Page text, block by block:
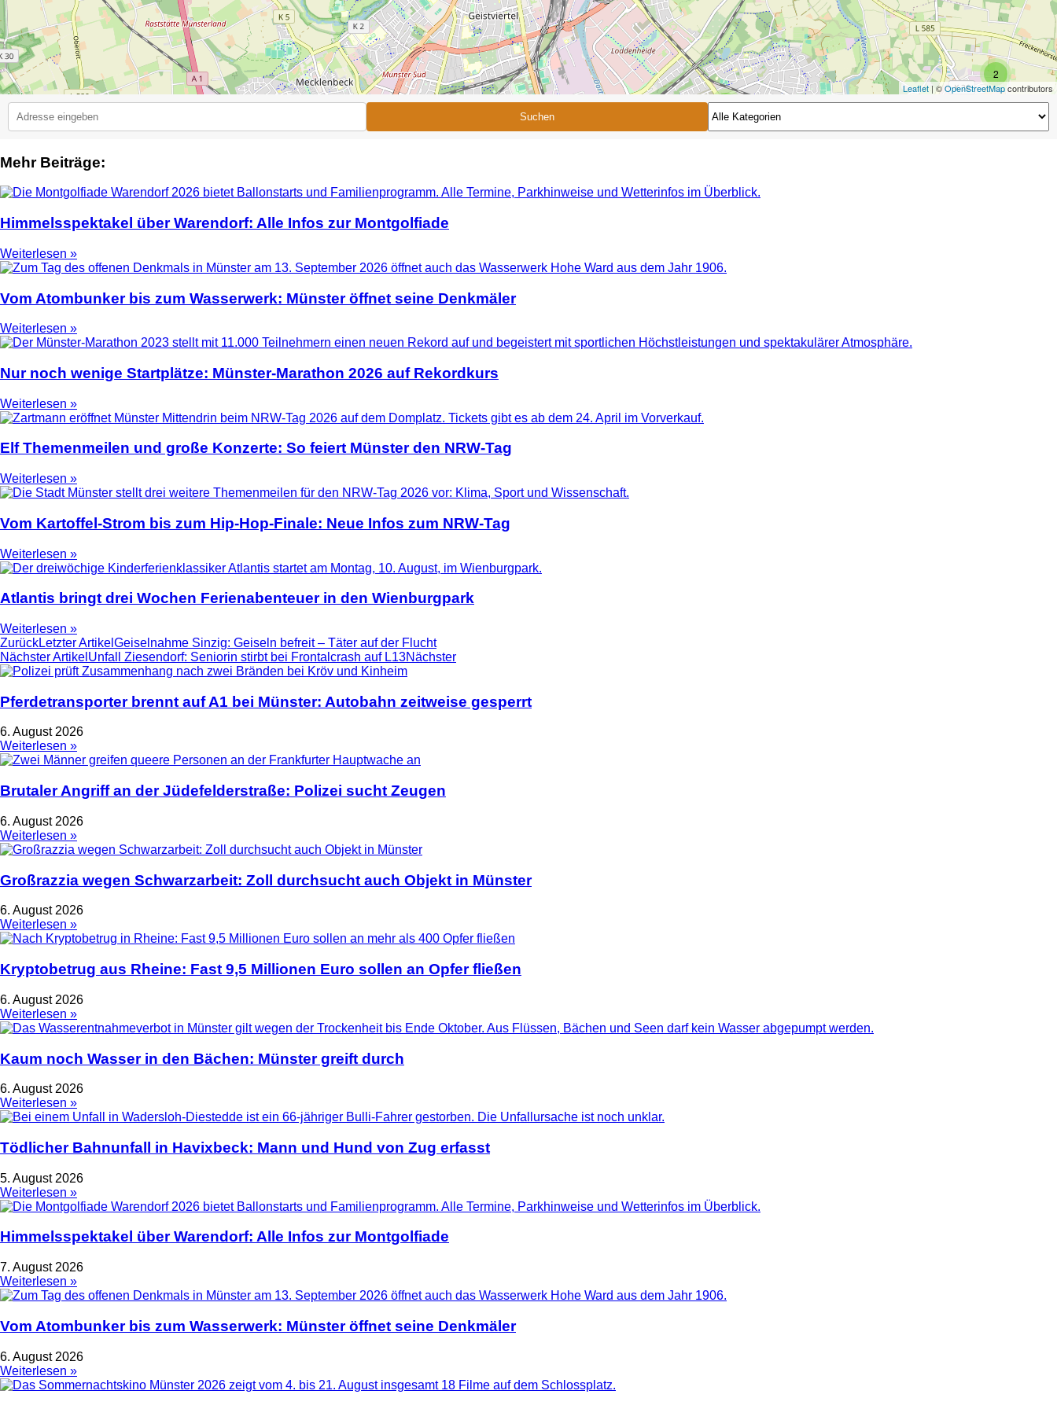
2
2
Leaflet| ©OpenStreetMapcontributors
Suchen
Mehr Beiträge:
Himmelsspektakel über Warendorf: Alle Infos zur Montgolfiade
Weiterlesen »
Vom Atombunker bis zum Wasserwerk: Münster öffnet seine Denkmäler
Weiterlesen »
Nur noch wenige Startplätze: Münster-Marathon 2026 auf Rekordkurs
Weiterlesen »
Elf Themenmeilen und große Konzerte: So feiert Münster den NRW-Tag
Weiterlesen »
Vom Kartoffel-Strom bis zum Hip-Hop-Finale: Neue Infos zum NRW-Tag
Weiterlesen »
Atlantis bringt drei Wochen Ferienabenteuer in den Wienburgpark
Weiterlesen »
ZurückLetzter Artikel Geiselnahme Sinzig: Geiseln befreit – Täter auf der Flucht
Nächster Artikel Unfall Ziesendorf: Seniorin stirbt bei Frontalcrash auf L13Nächster
Pferdetransporter brennt auf A1 bei Münster: Autobahn zeitweise gesperrt
6. August 2026
Weiterlesen »
Brutaler Angriff an der Jüdefelderstraße: Polizei sucht Zeugen
6. August 2026
Weiterlesen »
Großrazzia wegen Schwarzarbeit: Zoll durchsucht auch Objekt in Münster
6. August 2026
Weiterlesen »
Kryptobetrug aus Rheine: Fast 9,5 Millionen Euro sollen an Opfer fließen
6. August 2026
Weiterlesen »
Kaum noch Wasser in den Bächen: Münster greift durch
6. August 2026
Weiterlesen »
Tödlicher Bahnunfall in Havixbeck: Mann und Hund von Zug erfasst
5. August 2026
Weiterlesen »
Himmelsspektakel über Warendorf: Alle Infos zur Montgolfiade
7. August 2026
Weiterlesen »
Vom Atombunker bis zum Wasserwerk: Münster öffnet seine Denkmäler
6. August 2026
Weiterlesen »